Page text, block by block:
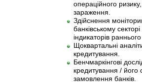
операційного
зараження.
Здійснення
банківському
індикаторів
Щоквартальні
кредитування.
Бенчмаркінгові
кредитування / його
замовлення банків.